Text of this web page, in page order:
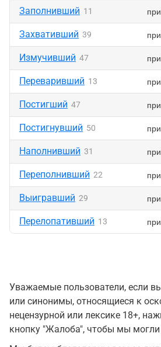
Заполнивший 11
Захвативший 39
Измучивший 47
Переваривший 13
Постигший 47
Постигнувший 50
Наполнивший 31
Переполнивший 22
Выигравший 29
Перелопативший 13
Уважаемые пользователи, если
или синонимы, относящиеся к
нецензурной или лексике 18+,
кнопку "Жалоба", чтобы мы могли